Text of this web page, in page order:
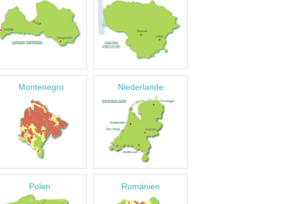
Montenegro Niederlande
Polen Rumänien